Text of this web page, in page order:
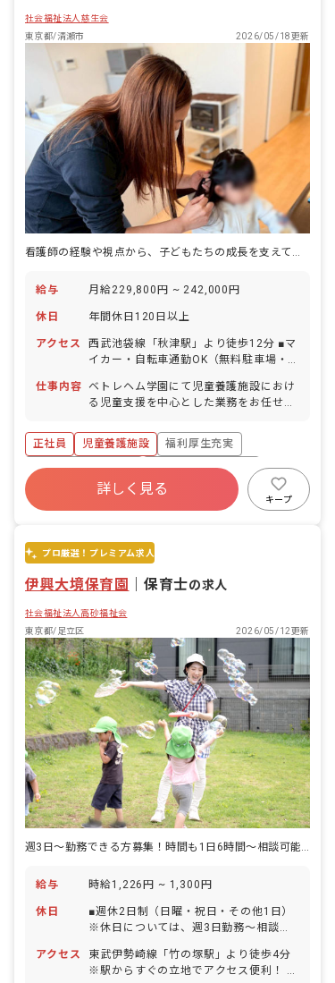
社会福祉法人慈生会
東京都/清瀬市
2026/05/18更新
看護師の経験や視点から、子どもたちの成長を支えてくださる方を募集！
給与 月給229,800円 ~ 242,000円
休日 年間休日120日以上
アクセス
西武池袋線「秋津駅」より徒歩12分 ■マ
イカー・自転車通勤OK（無料駐車場・
仕事内容
ベトレヘム学園にて児童養護施設におけ
る児童支援を中心とした業務をお任せし
正社員
児童養護施設
福利厚生充実
ボーナス・賞与あり
年間休日120日以上
寮・住宅・家賃補助あり
社会保険完備
詳しく見る
キープ
プロ厳選！プレミアム求人
伊興大境保育園 ｜保育士の求人
社会福祉法人高砂福祉会
東京都/足立区
2026/05/12更新
週3日～勤務できる方募集！時間も1日6時間～相談可能で家庭とも両立可能
給与 時給1,226円 ~ 1,300円
休日
■週休2日制（日曜・祝日・その他1日）
※休日については、週3日勤務～相談可
10日付与） ■産前・産後休暇 ※加入保
険による ■育児休暇 ※加入保険による
アクセス
東武伊勢崎線「竹の塚駅」より徒歩4分
※駅からすぐの立地でアクセス便利！ ※